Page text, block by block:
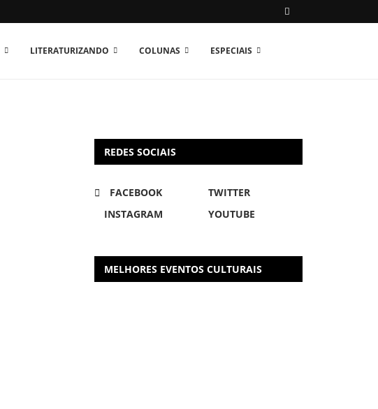
LITERATURIZANDO COLUNAS ESPECIAIS
REDES SOCIAIS
FACEBOOK
TWITTER
INSTAGRAM
YOUTUBE
MELHORES EVENTOS CULTURAIS